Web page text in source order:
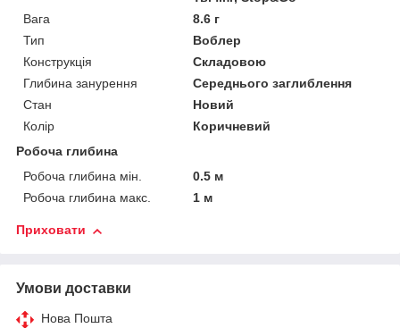
Вага
8.6 г
Тип
Воблер
Конструкція
Складовою
Глибина занурення
Середнього заглиблення
Стан
Новий
Колір
Коричневий
Робоча глибина
Робоча глибина мін.
0.5 м
Робоча глибина макс.
1 м
Приховати
Умови доставки
Нова Пошта